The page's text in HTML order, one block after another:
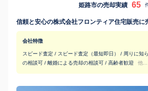
姫路市の売却実績 65
信頼と安心の株式会社フロンティア住宅販売に
会社特徴
スピード査定 / スピード査定（最短即日） / 周りに知
の相談可 / 離婚による売却の相談可 / 高齢者歓迎
他...